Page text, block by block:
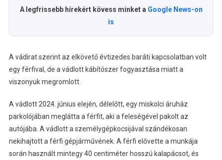
Miskolcon
A legfrissebb hírekért kövess minket a Google News-on
is
A vádirat szerint az elkövető évtizedes baráti kapcsolatban volt
egy férfival, de a vádlott kábítószer fogyasztása miatt a
viszonyuk megromlott.
A vádlott 2024. június elején, délelőtt, egy miskolci áruház
parkolójában meglátta a férfit, aki a feleségével pakolt az
autójába. A vádlott a személygépkocsijával szándékosan
nekihajtott a férfi gépjárművének. A férfi elővette a munkája
során használt mintegy 40 centiméter hosszú kalapácsot, és